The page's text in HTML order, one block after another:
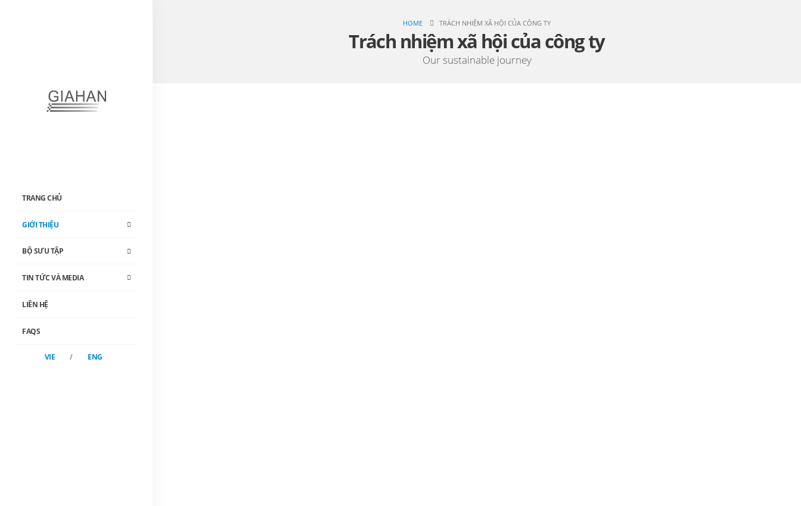
TRANG CHỦ
GIỚI THIỆU
BỘ SƯU TẬP
TIN TỨC VÀ MEDIA
LIÊN HỆ
FAQS
VIE / ENG
HOME TRÁCH NHIỆM XÃ HỘI CỦA CÔNG TY
Trách nhiệm xã hội của công ty
Our sustainable journey